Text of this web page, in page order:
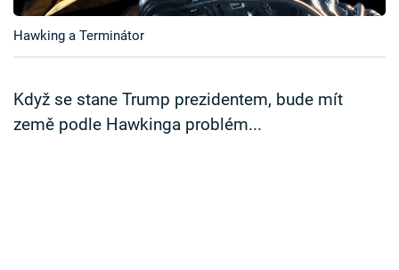
Přihlášení
Sledujte nás
Hawking a Terminátor
Když se stane Trump prezidentem, bude mít
země podle Hawkinga problém...